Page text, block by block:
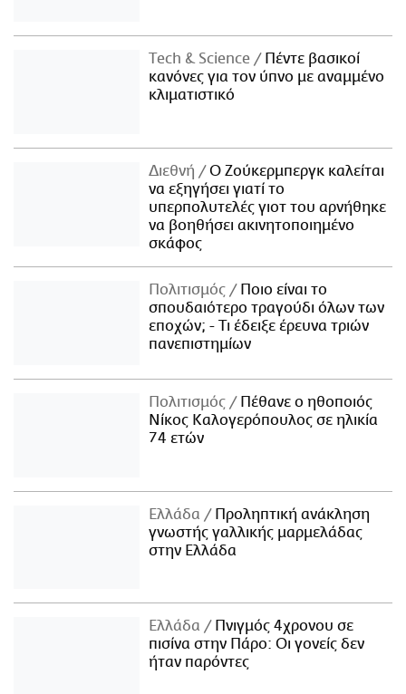
Τech & Science
Πέντε βασικοί
κανόνες για τον ύπνο με αναμμένο
κλιματιστικό
Διεθνή
Ο Ζούκερμπεργκ καλείται
να εξηγήσει γιατί το
υπερπολυτελές γιοτ του αρνήθηκε
να βοηθήσει ακινητοποιημένο
σκάφος
Πολιτισμός
Ποιο είναι το
σπουδαιότερο τραγούδι όλων των
εποχών; - Τι έδειξε έρευνα τριών
πανεπιστημίων
Πολιτισμός
Πέθανε ο ηθοποιός
Νίκος Καλογερόπουλος σε ηλικία
74 ετών
Ελλάδα
Προληπτική ανάκληση
γνωστής γαλλικής μαρμελάδας
στην Ελλάδα
Ελλάδα
Πνιγμός 4χρονου σε
πισίνα στην Πάρο: Οι γονείς δεν
ήταν παρόντες